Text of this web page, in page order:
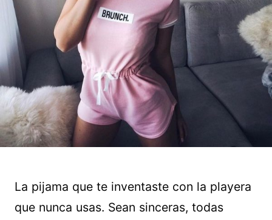
La pijama que te inventaste con la playera
que nunca usas. Sean sinceras, todas